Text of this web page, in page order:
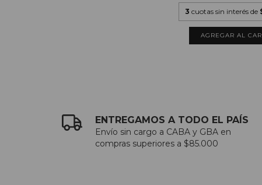
3 cuotas sin interés de
ENTREGAMOS A TODO EL PAÍS
Envío sin cargo a CABA y GBA en
compras superiores a $85.000